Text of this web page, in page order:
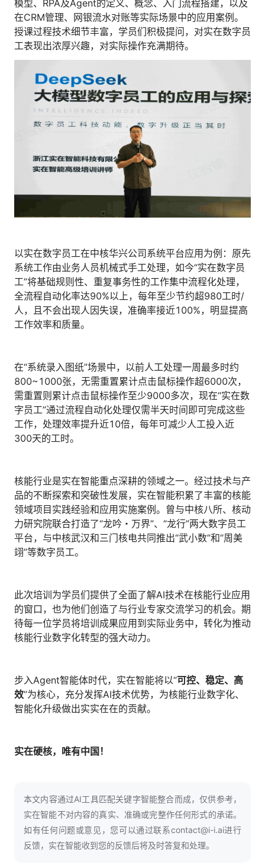
模型、RPA及Agent的定义、概念、入门流程搭建，以及
在CRM管理、网银流水对账等实际场景中的应用案例。
授课过程技术细节丰富，学员们积极提问，对实在数字员
工表现出浓厚兴趣，对实际操作充满期待。
以实在数字员工在中核华兴公司系统平台应用为例：原先
系统工作由业务人员机械式手工处理，如今“实在数字员
工”将基础规则性、重复事务性的工作集中流程化处理，
全流程自动化率达90%以上，每年至少节约超980工时/
人，且不会出现人因失误，准确率接近100%，明显提高
工作效率和质量。
在“系统录入图纸”场景中，以前人工处理一周最多时约
800~1000张，无需重置累计点击鼠标操作超6000次，
需重置则累计点击鼠标操作至少9000多次，现在“实在数
字员工”通过流程自动化处理仅需半天时间即可完成这些
工作，处理效率提升近10倍，每年可减少人工投入近
300天的工时。
核能行业是实在智能重点深耕的领域之一。经过技术与产
品的不断探索和突破性发展，实在智能积累了丰富的核能
领域项目实践经验和应用实施案例。曾与中核八所、核动
力研究院联合打造了“龙吟・万界”、“龙行”两大数字员工
平台，与中核武汉和三门核电共同推出“武小数”和“周美
翊”等数字员工。
此次培训为学员们提供了全面了解AI技术在核能行业应用
的窗口，也为他们创造了与行业专家交流学习的机会。期
待每一位学员将培训成果应用到实际业务中，转化为推动
核能行业数字化转型的强大动力。
步入Agent智能体时代，实在智能将以“可控、稳定、高
效”为核心，充分发挥AI技术优势，为核能行业数字化、
智能化升级做出实实在在的贡献。
实在硬核，唯有中国！
本文内容通过AI工具匹配关键字智能整合而成，仅供参考，
实在智能不对内容的真实、准确或完整作任何形式的承诺。
如有任何问题或意见，您可以通过联系contact@i-i.ai进行
反馈，实在智能收到您的反馈后将及时答复和处理。